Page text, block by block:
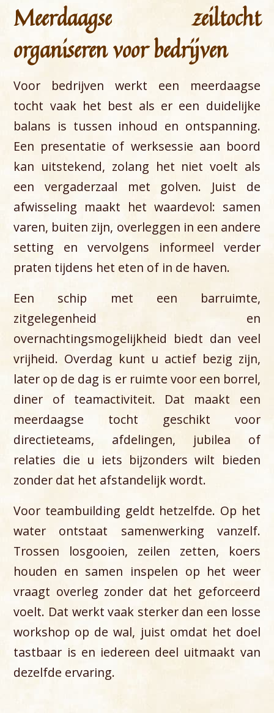
Meerdaagse zeiltocht
organiseren voor bedrijven
Voor bedrijven werkt een meerdaagse
tocht vaak het best als er een duidelijke
balans is tussen inhoud en ontspanning.
Een presentatie of werksessie aan boord
kan uitstekend, zolang het niet voelt als
een vergaderzaal met golven. Juist de
afwisseling maakt het waardevol: samen
varen, buiten zijn, overleggen in een andere
setting en vervolgens informeel verder
praten tijdens het eten of in de haven.
Een schip met een barruimte,
zitgelegenheid en
overnachtingsmogelijkheid biedt dan veel
vrijheid. Overdag kunt u actief bezig zijn,
later op de dag is er ruimte voor een borrel,
diner of teamactiviteit. Dat maakt een
meerdaagse tocht geschikt voor
directieteams, afdelingen, jubilea of
relaties die u iets bijzonders wilt bieden
zonder dat het afstandelijk wordt.
Voor teambuilding geldt hetzelfde. Op het
water ontstaat samenwerking vanzelf.
Trossen losgooien, zeilen zetten, koers
houden en samen inspelen op het weer
vraagt overleg zonder dat het geforceerd
voelt. Dat werkt vaak sterker dan een losse
workshop op de wal, juist omdat het doel
tastbaar is en iedereen deel uitmaakt van
dezelfde ervaring.